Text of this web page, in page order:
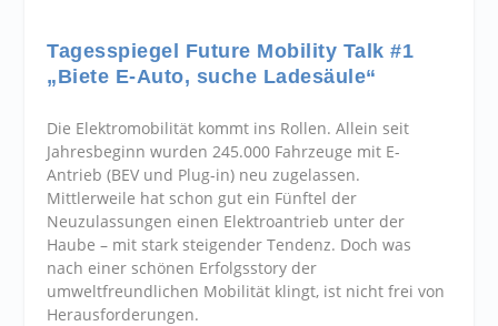
Tagesspiegel Future Mobility Talk #1
„Biete E-Auto, suche Ladesäule“
Die Elektromobilität kommt ins Rollen. Allein seit
Jahresbeginn wurden 245.000 Fahrzeuge mit E-
Antrieb (BEV und Plug-in) neu zugelassen.
Mittlerweile hat schon gut ein Fünftel der
Neuzulassungen einen Elektroantrieb unter der
Haube – mit stark steigender Tendenz. Doch was
nach einer schönen Erfolgsstory der
umweltfreundlichen Mobilität klingt, ist nicht frei von
Herausforderungen.